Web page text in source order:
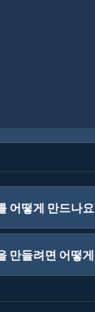
어떻게 만드나요
만들려면 어떻